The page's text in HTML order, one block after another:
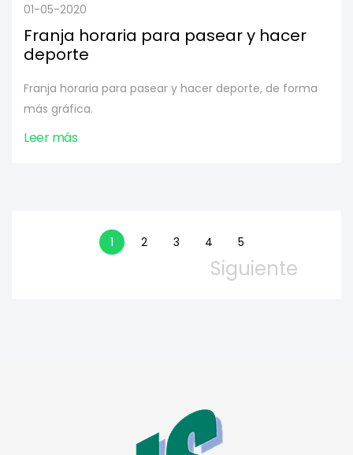
01-05-2020
Franja horaria para pasear y hacer
deporte
Franja horaria para pasear y hacer deporte, de forma
más gráfica.
Leer más
1 2 3 4 5
Siguiente